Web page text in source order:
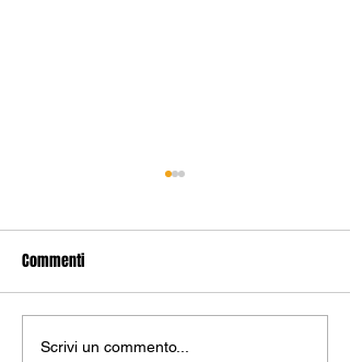
🆕 𝑨𝑳𝑻𝑹𝑶 𝑰𝑵𝑵𝑬𝑺𝑻𝑶 𝑵𝑬𝑳
Commenti
Scrivi un commento...